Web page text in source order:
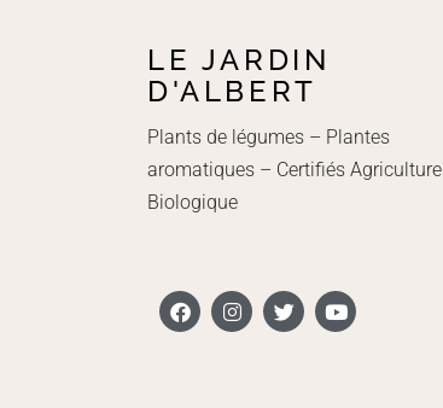
LE JARDIN
D'ALBERT
Plants de légumes – Plantes
aromatiques – Certifiés Agriculture
Biologique